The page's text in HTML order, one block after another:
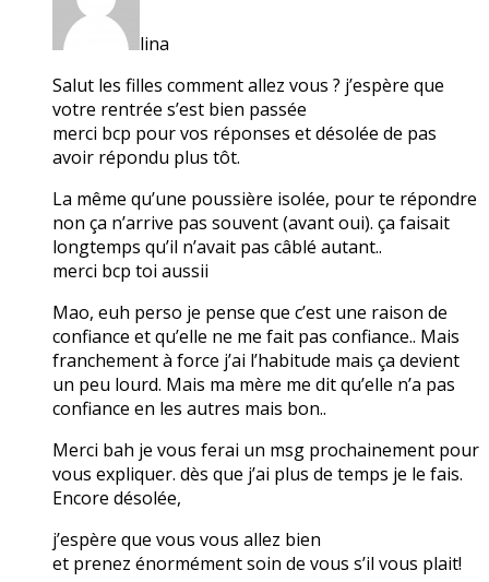
lina
Salut les filles comment allez vous ? j’espère que
votre rentrée s’est bien passée
merci bcp pour vos réponses et désolée de pas
avoir répondu plus tôt.
La même qu’une poussière isolée, pour te répondre
non ça n’arrive pas souvent (avant oui). ça faisait
longtemps qu’il n’avait pas câblé autant..
merci bcp toi aussii
Mao, euh perso je pense que c’est une raison de
confiance et qu’elle ne me fait pas confiance.. Mais
franchement à force j’ai l’habitude mais ça devient
un peu lourd. Mais ma mère me dit qu’elle n’a pas
confiance en les autres mais bon..
Merci bah je vous ferai un msg prochainement pour
vous expliquer. dès que j’ai plus de temps je le fais.
Encore désolée,
j’espère que vous vous allez bien
et prenez énormément soin de vous s’il vous plait!